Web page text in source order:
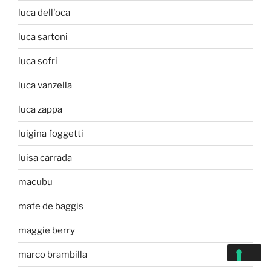
luca dell'oca
luca sartoni
luca sofri
luca vanzella
luca zappa
luigina foggetti
luisa carrada
macubu
mafe de baggis
maggie berry
marco brambilla